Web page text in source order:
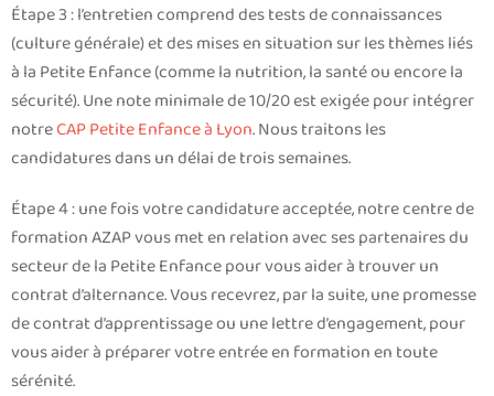
Étape 3 : l’entretien comprend des tests de connaissances
(culture générale) et des mises en situation sur les thèmes liés
à la Petite Enfance (comme la nutrition, la santé ou encore la
sécurité). Une note minimale de 10/20 est exigée pour intégrer
notreCAP Petite Enfance à Lyon. Nous traitons les
candidatures dans un délai de trois semaines.
Étape 4 : une fois votre candidature acceptée, notre centre de
formation AZAP vous met en relation avec ses partenaires du
secteur de la Petite Enfance pour vous aider à trouver un
contrat d’alternance. Vous recevrez, par la suite, une promesse
de contrat d’apprentissage ou une lettre d’engagement, pour
vous aider à préparer votre entrée en formation en toute
sérénité.